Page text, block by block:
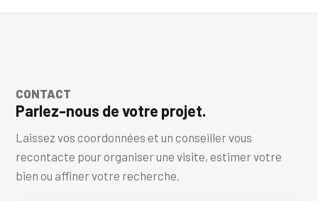
CONTACT
Parlez-nous de votre projet.
Laissez vos coordonnées et un conseiller vous
recontacte pour organiser une visite, estimer votre
bien ou affiner votre recherche.